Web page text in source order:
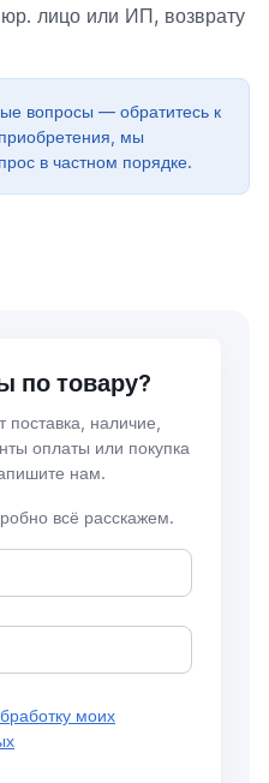
лицо или ИП, возврату
вопросы — обратитесь к
мы
в частном порядке.
по товару?
наличие,
оплаты или покупка
нам.
всё расскажем.
моих